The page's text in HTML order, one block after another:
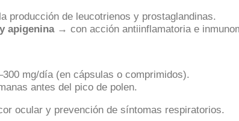
producción de leucotrienos y prostaglandinas.
apigenina→ con acción antiinflamatoria e
mg/día (en cápsulas o comprimidos).
antes del pico de polen.
ocular y prevención de síntomas respiratorios.